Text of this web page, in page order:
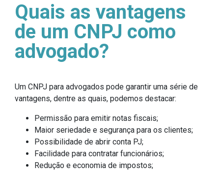
Quais as vantagens
de um CNPJ como
advogado?
Um CNPJ para advogados pode garantir uma série de
vantagens, dentre as quais, podemos destacar:
Permissão para emitir notas fiscais;
Maior seriedade e segurança para os clientes;
Possibilidade de abrir conta PJ;
Facilidade para contratar funcionários;
Redução e economia de impostos;